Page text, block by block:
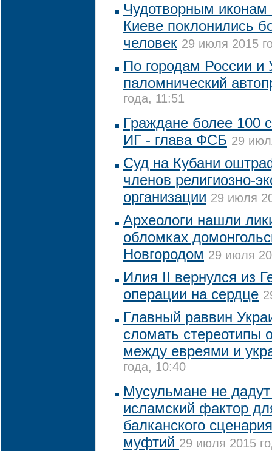
Чудотворным иконам
Киеве поклонились
человек 29 июля 2015
По городам России и
паломнический
года, 11:51
Граждане более 100
ИГ - глава ФСБ 29
Суд на Кубани
членов религиозно-
организации 29 июля
Археологи нашли
обломках
Новгородом 29 июля
Илия II вернулся из
операции на сердце
Главный раввин
сломать стереотипы
между евреями и
года, 10:40
Мусульмане не дадут
исламский фактор
балканского
муфтий 29 июля 2015